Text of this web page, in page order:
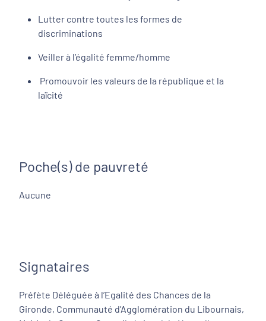
Lutter contre toutes les formes de
discriminations
Veiller à l’égalité femme/homme
Promouvoir les valeurs de la république et la
laïcité
Poche(s) de pauvreté
Aucune
Signataires
Préfète Déléguée à l’Egalité des Chances de la
Gironde, Communauté d’Agglomération du Libournais,